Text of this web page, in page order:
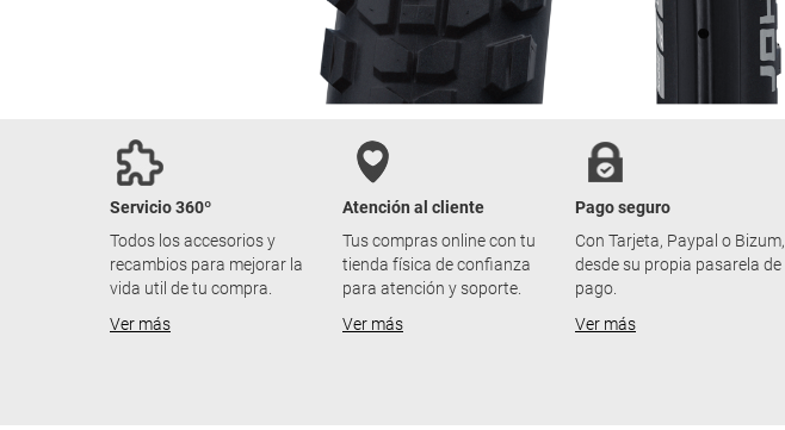
Servicio 360º
Todos los accesorios y
recambios para mejorar la
vida util de tu compra.
Ver más
Atención al cliente
Tus compras online con tu
tienda física de confianza
para atención y soporte.
Ver más
Pago seguro
Con Tarjeta, Paypal o Bizum,
desde su propia pasarela de
pago.
Ver más